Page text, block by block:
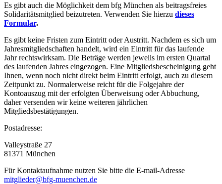
Es gibt auch die Möglichkeit dem bfg München als beitragsfreies
Solidaritätsmitglied beizutreten. Verwenden Sie hierzu dieses
Formular.
Es gibt keine Fristen zum Eintritt oder Austritt. Nachdem es sich um
Jahresmitgliedschaften handelt, wird ein Eintritt für das laufende
Jahr rechtswirksam. Die Beträge werden jeweils im ersten Quartal
des laufenden Jahres eingezogen. Eine Mitgliedsbescheinigung geht
Ihnen, wenn noch nicht direkt beim Eintritt erfolgt, auch zu diesem
Zeitpunkt zu. Normalerweise reicht für die Folgejahre der
Kontoauszug mit der erfolgten Überweisung oder Abbuchung,
daher versenden wir keine weiteren jährlichen
Mitgliedsbestätigungen.
Postadresse:
Valleystraße 27
81371 München
Für Kontaktaufnahme nutzen Sie bitte die E-mail-Adresse
mitglieder@bfg-muenchen.de